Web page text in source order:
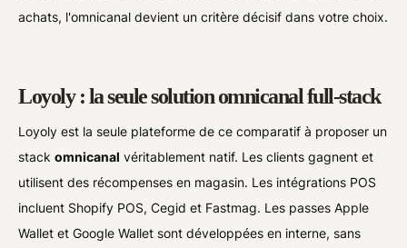
achats, l'omnicanal devient un critère décisif dans votre choix.
Loyoly : la seule solution omnicanal full-stack
Loyoly est la seule plateforme de ce comparatif à proposer un
stackomnicanal véritablement natif. Les clients gagnent et
utilisent des récompenses en magasin. Les intégrations POS
incluent Shopify POS, Cegid et Fastmag. Les passes Apple
Wallet et Google Wallet sont développées en interne, sans